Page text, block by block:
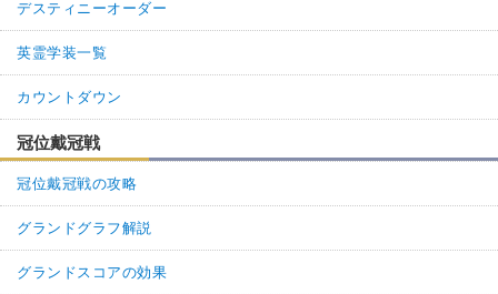
デスティニーオーダー
英霊学装一覧
カウントダウン
冠位戴冠戦
冠位戴冠戦の攻略
グランドグラフ解説
グランドスコアの効果